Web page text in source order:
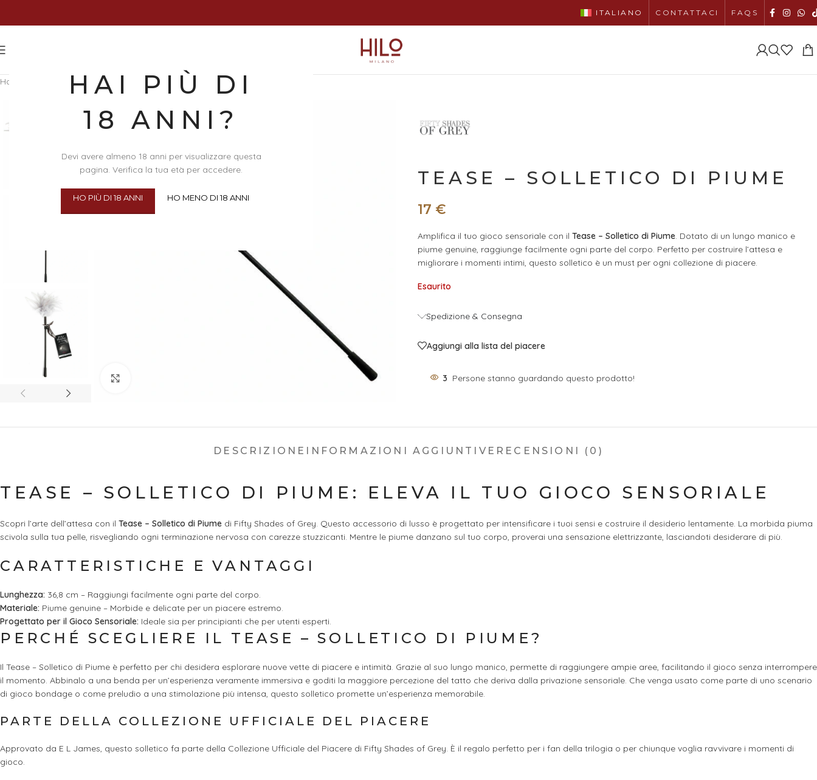
HAI PIÙ DI
18 ANNI?
Devi avere almeno 18 anni per visualizzare questa
pagina. Verifica la tua età per accedere.
HO PIÙ DI 18 ANNI HO MENO DI 18 ANNI
ITALIANO CONTATTACI FAQS
Home Frustini e piumini Tease – Solletico di Piume
TEASE – SOLLETICO DI PIUME
17 €
Amplifica il tuo gioco sensoriale con il Tease – Solletico di Piume. Dotato di un lungo manico e
piume genuine, raggiunge facilmente ogni parte del corpo. Perfetto per costruire l’attesa e
migliorare i momenti intimi, questo solletico è un must per ogni collezione di piacere.
Esaurito
Spedizione & Consegna
Aggiungi alla lista del piacere
3 Persone stanno guardando questo prodotto!
DESCRIZIONE INFORMAZIONI AGGIUNTIVE RECENSIONI (0)
TEASE – SOLLETICO DI PIUME: ELEVA IL TUO GIOCO SENSORIALE
Scopri l’arte dell’attesa con il Tease – Solletico di Piume di Fifty Shades of Grey. Questo accessorio di lusso è progettato per intensificare i tuoi sensi e costruire il desiderio lentamente. La morbida piuma
scivola sulla tua pelle, risvegliando ogni terminazione nervosa con carezze stuzzicanti. Mentre le piume danzano sul tuo corpo, proverai una sensazione elettrizzante, lasciandoti desiderare di più.
CARATTERISTICHE E VANTAGGI
Lunghezza: 36,8 cm – Raggiungi facilmente ogni parte del corpo.
Materiale: Piume genuine – Morbide e delicate per un piacere estremo.
Progettato per il Gioco Sensoriale: Ideale sia per principianti che per utenti esperti.
PERCHÉ SCEGLIERE IL TEASE – SOLLETICO DI PIUME?
Il Tease – Solletico di Piume è perfetto per chi desidera esplorare nuove vette di piacere e intimità. Grazie al suo lungo manico, permette di raggiungere ampie aree, facilitando il gioco senza interrompere
il momento. Abbinalo a una benda per un’esperienza veramente immersiva e goditi la maggiore percezione del tatto che deriva dalla privazione sensoriale. Che venga usato come parte di uno scenario
di gioco bondage o come preludio a una stimolazione più intensa, questo solletico promette un’esperienza memorabile.
PARTE DELLA COLLEZIONE UFFICIALE DEL PIACERE
Approvato da E L James, questo solletico fa parte della Collezione Ufficiale del Piacere di Fifty Shades of Grey. È il regalo perfetto per i fan della trilogia o per chiunque voglia ravvivare i momenti di
gioco.